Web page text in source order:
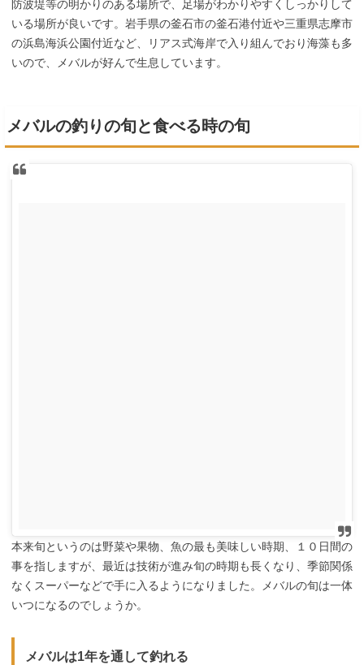
防波堤等の明かりのある場所で、足場がわかりやすくしっかりして
いる場所が良いです。岩手県の釜石市の釜石港付近や三重県志摩市
の浜島海浜公園付近など、リアス式海岸で入り組んでおり海藻も多
いので、メバルが好んで生息しています。
メバルの釣りの旬と食べる時の旬
本来旬というのは野菜や果物、魚の最も美味しい時期、１０日間の
事を指しますが、最近は技術が進み旬の時期も長くなり、季節関係
なくスーパーなどで手に入るようになりました。メバルの旬は一体
いつになるのでしょうか。
メバルは1年を通して釣れる